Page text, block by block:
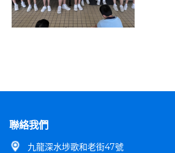
聯絡我們
九龍深水埗歌和老街47號